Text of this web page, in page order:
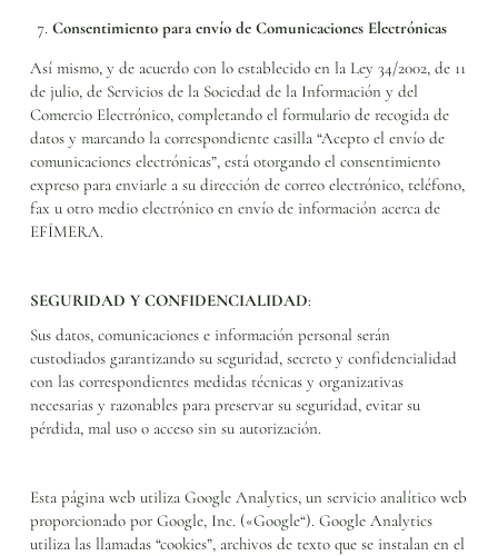
Consentimiento para envío de Comunicaciones Electrónicas
Así mismo, y de acuerdo con lo establecido en la Ley 34/2002, de 11
de julio, de Servicios de la Sociedad de la Información y del
Comercio Electrónico, completando el formulario de recogida de
datos y marcando la correspondiente casilla “Acepto el envío de
comunicaciones electrónicas”, está otorgando el consentimiento
expreso para enviarle a su dirección de correo electrónico, teléfono,
fax u otro medio electrónico en envío de información acerca de
EFÍMERA.
SEGURIDAD Y CONFIDENCIALIDAD:
Sus datos, comunicaciones e información personal serán
custodiados garantizando su seguridad, secreto y confidencialidad
con las correspondientes medidas técnicas y organizativas
necesarias y razonables para preservar su seguridad, evitar su
pérdida, mal uso o acceso sin su autorización.
Esta página web utiliza Google Analytics, un servicio analítico web
proporcionado por Google, Inc. («Google“). Google Analytics
utiliza las llamadas “cookies”, archivos de texto que se instalan en el